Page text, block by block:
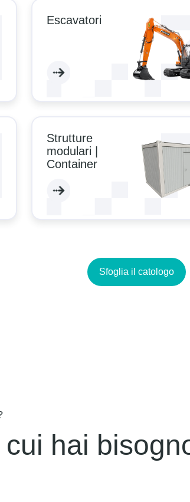
Escavatori
Strutture
modulari |
Container
Sfoglia il catologo
hai